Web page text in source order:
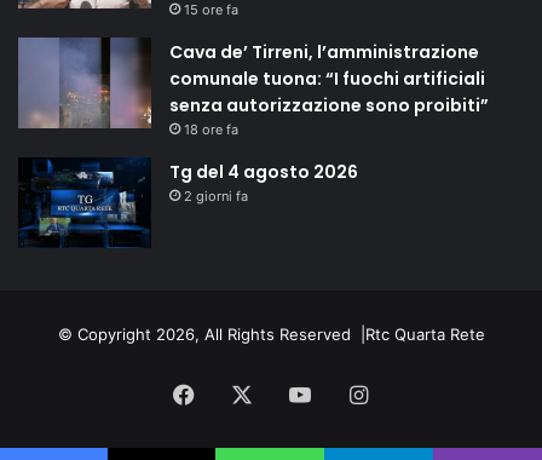
15 ore fa
Cava de’ Tirreni, l’amministrazione
comunale tuona: “I fuochi artificiali
senza autorizzazione sono proibiti”
18 ore fa
Tg del 4 agosto 2026
2 giorni fa
© Copyright 2026, All Rights Reserved | Rtc Quarta Rete
Facebook You
Tube
Instagram